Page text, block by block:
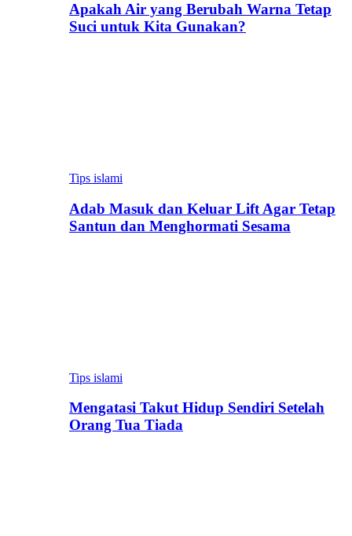
Apakah Air yang Berubah Warna Tetap
Suci untuk Kita Gunakan?
Tips islami
Adab Masuk dan Keluar Lift Agar Tetap
Santun dan Menghormati Sesama
Tips islami
Mengatasi Takut Hidup Sendiri Setelah
Orang Tua Tiada